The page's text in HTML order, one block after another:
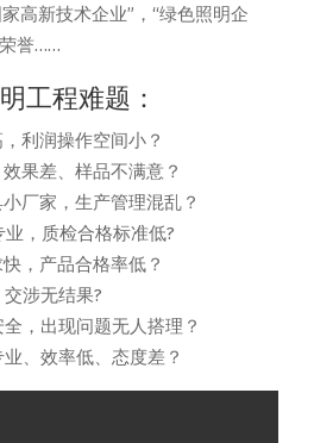
高新技术企业”，“绿色照明企
荣誉……
工程难题：
利润操作空间小？
果差、样品不满意？
厂家，生产管理混乱？
，质检合格标准低?
，产品合格率低？
涉无结果?
，出现问题无人搭理？
、效率低、态度差？